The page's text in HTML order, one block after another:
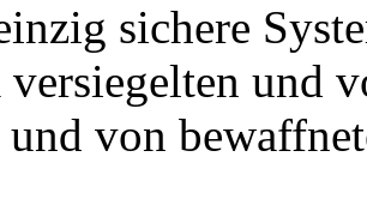
sichere
versiegelten und
und von